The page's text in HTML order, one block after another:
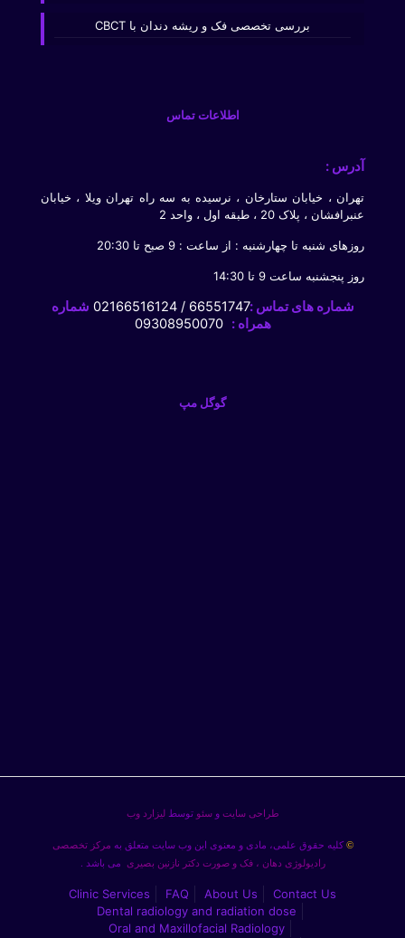
بررسی تخصصی فک و ریشه دندان با CBCT
اطلاعات تماس
آدرس :
تهران ، خیابان ستارخان ، نرسیده به سه راه تهران ویلا ، خیابان
عنبرافشان ، پلاک 20 ، طبقه اول ، واحد 2
روزهای شنبه تا چهارشنبه : از ساعت : 9 صبح تا 20:30
روز پنجشنبه ساعت 9 تا 14:30
شماره های تماس :66551747 / 02166516124
شماره
همراه : 09308950070
گوگل مپ
طراحی سایتو سئو توسط لیزارد وب
© کلیه حقوق علمی، مادی و معنوی این وب سایت متعلق به مرکز تخصصی
رادیولوژی دهان ، فک و صورت دکتر نازنین بصیری می باشد .
Contact Us
About Us
FAQ
Clinic Services
Dental radiology and radiation dose
Oral and Maxillofacial Radiology